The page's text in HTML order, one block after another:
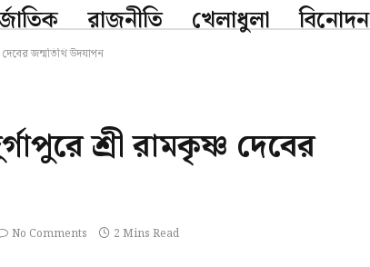
রাজনীতি খেলাধুলা বিনোদন
দেবের জন্মতিথি উদযাপন
শ্রী রামকৃষ্ণ দেবের
No Comments 2 Mins Read